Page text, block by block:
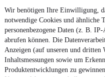
Wir benötigen Ihre Einwilligung,
notwendige Cookies und ähnliche
personenbezogene Daten (z. B.
abrufen können. Die
Anzeigen (auf unseren und dritten
Inhaltsmessungen sowie um
Produktentwicklungen zu
¹MwSt. ausweisbar